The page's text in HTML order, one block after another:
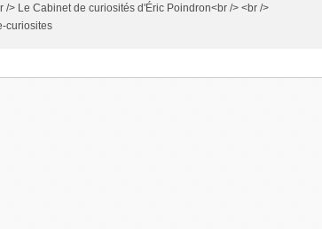
/> Le Cabinet de curiosités d'Éric Poindron<br /> <br />
curiosites